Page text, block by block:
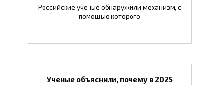
Российские ученые обнаружили механизм, с
помощью которого
Ученые объяснили, почему в 2025